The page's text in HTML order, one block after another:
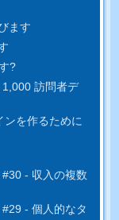
ます
?
訪問者デ
ンを作るために
- 収入の複数
- 個人的なタ